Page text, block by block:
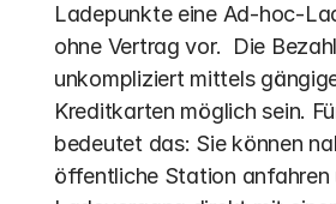
Ladepunkte eine Ad-hoc-
ohne Vertrag vor.  Die
unkompliziert mittels
Kreditkarten möglich sein.
bedeutet das: Sie können
öffentliche Station anfahren